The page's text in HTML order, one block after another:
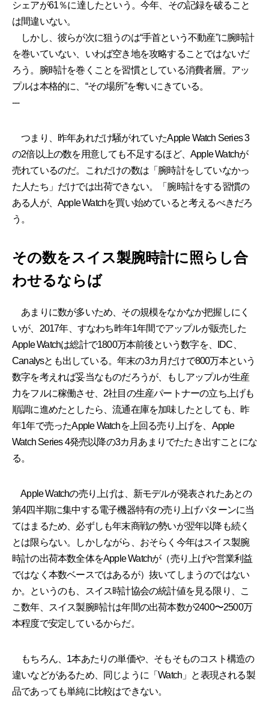
シェアが61％に達したという。今年、その記録を破ること
は間違いない。
しかし、彼らが次に狙うのは“手首という不動産”に腕時計
を巻いていない、いわば空き地を攻略することではないだ
ろう。腕時計を巻くことを習慣としている消費者層。アッ
プルは本格的に、“その場所”を奪いにきている。
---
つまり、昨年あれだけ騒がれていたApple Watch Series 3
の2倍以上の数を用意しても不足するほど、Apple Watchが
売れているのだ。これだけの数は「腕時計をしていなかっ
た人たち」だけでは出荷できない。「腕時計をする習慣の
ある人が、Apple Watchを買い始めていると考えるべきだろ
う。
その数をスイス製腕時計に照らし合
わせるならば
あまりに数が多いため、その規模をなかなか把握しにく
いが、2017年、すなわち昨年1年間でアップルが販売した
Apple Watchは総計で1800万本前後という数字を、IDC、
Canalysとも出している。年末の3カ月だけで800万本という
数字を考えれば妥当なものだろうが、もしアップルが生産
力をフルに稼働させ、2社目の生産パートナーの立ち上げも
順調に進めたとしたら、流通在庫を加味したとしても、昨
年1年で売ったApple Watchを上回る売り上げを、Apple
Watch Series 4発売以降の3カ月あまりでたたき出すことにな
る。
Apple Watchの売り上げは、新モデルが発表されたあとの
第4四半期に集中する電子機器特有の売り上げパターンに当
てはまるため、必ずしも年末商戦の勢いが翌年以降も続く
とは限らない。しかしながら、おそらく今年はスイス製腕
時計の出荷本数全体をApple Watchが（売り上げや営業利益
ではなく本数ベースではあるが）抜いてしまうのではない
か。というのも、スイス時計協会の統計値を見る限り、こ
こ数年、スイス製腕時計は年間の出荷本数が2400〜2500万
本程度で安定しているからだ。
もちろん、1本あたりの単価や、そもそものコスト構造の
違いなどがあるため、同じように「Watch」と表現される製
品であっても単純に比較はできない。